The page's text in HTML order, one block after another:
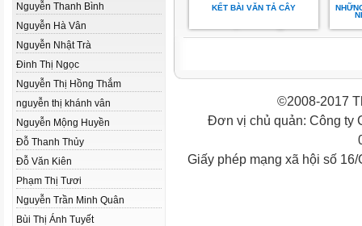
Nguyễn Thanh Bình
Nguyễn Hà Vân
Nguyễn Nhật Trà
Đinh Thị Ngọc
Nguyễn Thị Hồng Thắm
nguyễn thị khánh vân
Nguyễn Mộng Huyền
Đỗ Thanh Thủy
Đỗ Văn Kiên
Phạm Thị Tươi
Nguyễn Trần Minh Quân
Bùi Thị Ánh Tuyết
KẾT BÀI VĂN TẢ CÂY
©2008-2017
Đơn vị chủ quản: Công ty
Giấy phép mạng xã hội số